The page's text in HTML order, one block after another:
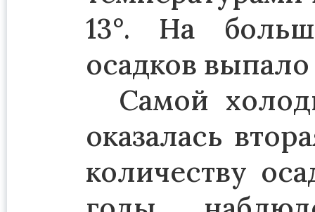
13°. На
осадков
Самой
оказалась
количеству